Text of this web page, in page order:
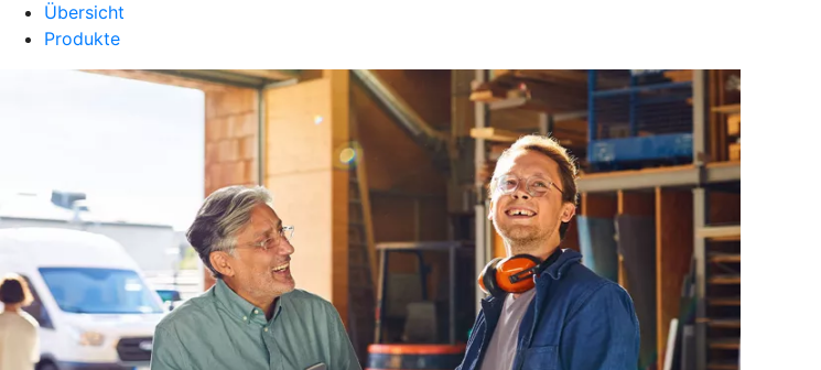
Übersicht
Produkte